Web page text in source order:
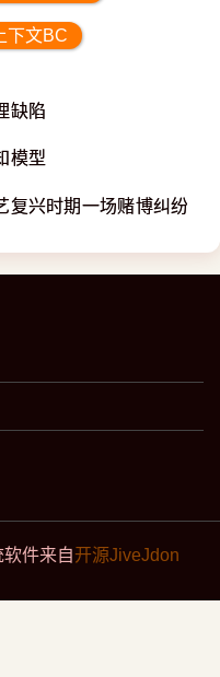
下文BC
缺陷
模型
复兴时期一场赌博纠纷竟
件来自开源JiveJdon